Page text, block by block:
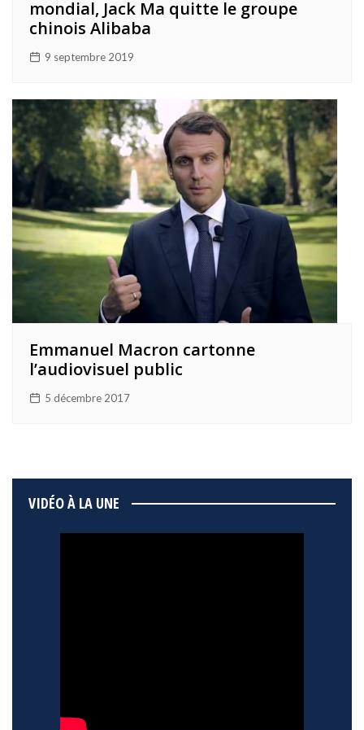
mondial, Jack Ma quitte le groupe
chinois Alibaba
9 septembre 2019
Emmanuel Macron cartonne
l’audiovisuel public
5 décembre 2017
VIDÉO À LA UNE